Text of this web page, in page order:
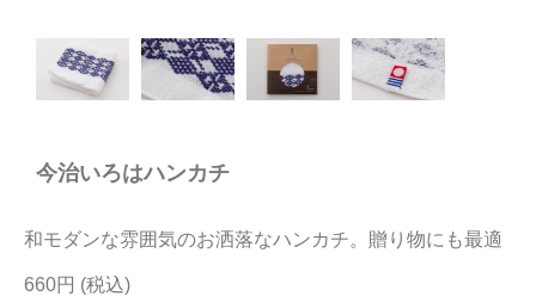
当サイトについて
今治いろはハンカチ
和モダンな雰囲気のお洒落なハンカチ。贈り物にも最適
660円